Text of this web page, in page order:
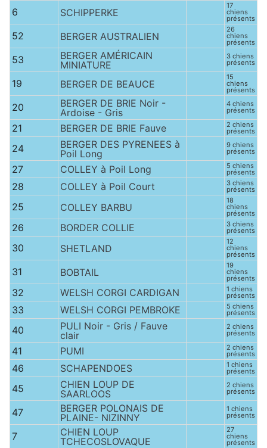
6 SCHIPPERKE
17
chiens
présents
52 BERGER AUSTRALIEN
26
chiens
présents
53
BERGER AMÉRICAIN
MINIATURE
3 chiens
présents
19 BERGER DE BEAUCE
15
chiens
présents
20
BERGER DE BRIE Noir -
Ardoise - Gris
4 chiens
présents
21 BERGER DE BRIE Fauve 2 chiens
présents
24
BERGER DES PYRENEES à
Poil Long
9 chiens
présents
27 COLLEY à Poil Long 5 chiens
présents
28 COLLEY à Poil Court 3 chiens
présents
25 COLLEY BARBU
18
chiens
présents
26 BORDER COLLIE 3 chiens
présents
30 SHETLAND
12
chiens
présents
31 BOBTAIL
19
chiens
présents
32 WELSH CORGI CARDIGAN 1 chiens
présents
33 WELSH CORGI PEMBROKE 5 chiens
présents
40
PULI Noir - Gris / Fauve
clair
2 chiens
présents
41 PUMI 2 chiens
présents
46 SCHAPENDOES 1 chiens
présents
45
CHIEN LOUP DE
SAARLOOS
2 chiens
présents
47
BERGER POLONAIS DE
PLAINE- NIZINNY
1 chiens
présents
7
CHIEN LOUP
TCHECOSLOVAQUE
27
chiens
présents